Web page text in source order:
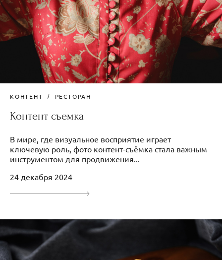
КОНТЕНТ РЕСТОРАН
Контент съемка
В мире, где визуальное восприятие играет
ключевую роль, фото контент-съёмка стала важным
инструментом для продвижения...
24 декабря 2024